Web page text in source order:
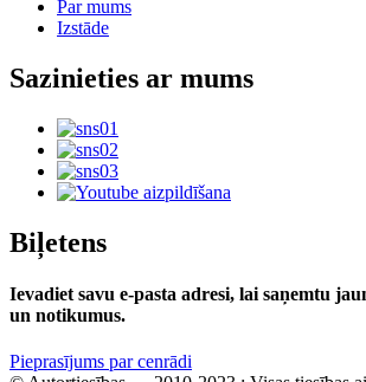
Par mums
Izstāde
Sazinieties ar mums
Biļetens
Ievadiet savu e-pasta adresi, lai saņemtu
un notikumus.
Pieprasījums par cenrādi